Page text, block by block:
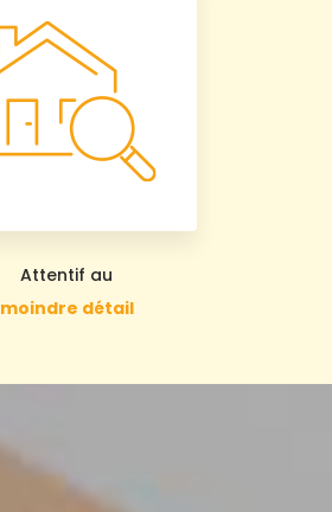
Attentif au
moindre détail